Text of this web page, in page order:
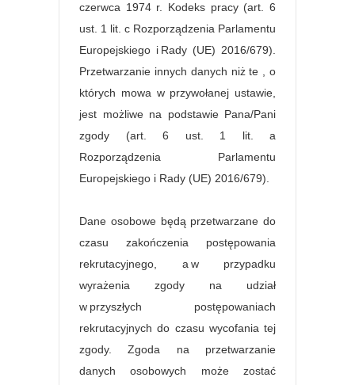
czerwca 1974 r. Kodeks pracy (art. 6
ust. 1 lit. c Rozporządzenia Parlamentu
Europejskiego i Rady (UE) 2016/679).
Przetwarzanie innych danych niż te , o
których mowa w przywołanej ustawie,
jest możliwe na podstawie Pana/Pani
zgody (art. 6 ust. 1 lit. a
Rozporządzenia Parlamentu
Europejskiego i Rady (UE) 2016/679).
Dane osobowe będą przetwarzane do
czasu zakończenia postępowania
rekrutacyjnego, a w przypadku
wyrażenia zgody na udział
w przyszłych postępowaniach
rekrutacyjnych do czasu wycofania tej
zgody. Zgoda na przetwarzanie
danych osobowych może zostać